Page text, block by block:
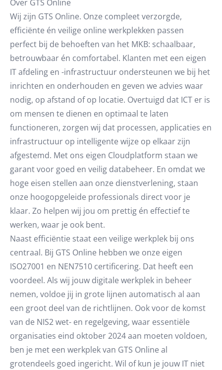
Over GTS Online
Wij zijn GTS Online. Onze compleet verzorgde,
efficiënte én veilige online werkplekken passen
perfect bij de behoeften van het MKB: schaalbaar,
betrouwbaar én comfortabel. Klanten met een eigen
IT afdeling en -infrastructuur ondersteunen we bij het
inrichten en onderhouden en geven we advies waar
nodig, op afstand of op locatie. Overtuigd dat ICT er is
om mensen te dienen en optimaal te laten
functioneren, zorgen wij dat processen, applicaties en
infrastructuur op intelligente wijze op elkaar zijn
afgestemd. Met ons eigen Cloudplatform staan we
garant voor goed en veilig databeheer. En omdat we
hoge eisen stellen aan onze dienstverlening, staan
onze hoogopgeleide professionals direct voor je
klaar. Zo helpen wij jou om prettig én effectief te
werken, waar je ook bent.
Naast efficiëntie staat een veilige werkplek bij ons
centraal. Bij GTS Online hebben we onze eigen
ISO27001 en NEN7510 certificering. Dat heeft een
voordeel. Als wij jouw digitale werkplek in beheer
nemen, voldoe jij in grote lijnen automatisch al aan
een groot deel van de richtlijnen. Ook voor de komst
van de NIS2 wet- en regelgeving, waar essentiële
organisaties eind oktober 2024 aan moeten voldoen,
ben je met een werkplek van GTS Online al
grotendeels goed ingericht. Wil of kun je jouw IT niet